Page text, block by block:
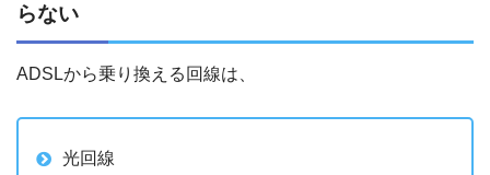
らない
ADSLから乗り換える回線は、
光回線